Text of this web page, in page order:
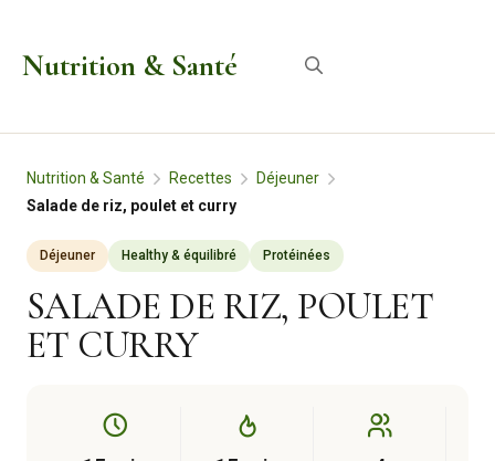
Nutrition & Santé
Nutrition & Santé Recettes
Déjeuner
Salade de riz, poulet et curry
Déjeuner Healthy & équilibré Protéinées
SALADE DE RIZ, POULET
ET CURRY